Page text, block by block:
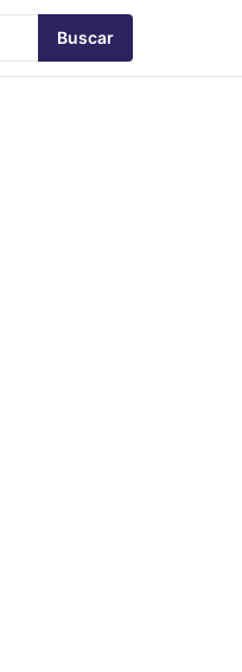
Buscar